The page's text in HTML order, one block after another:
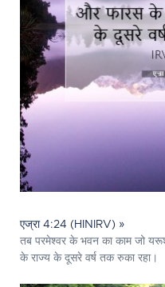
एज्रा 4:24 (HINIRV) »
तब परमेश्‍वर के भवन का काम जो
के राज्य के दूसरे वर्ष तक रुका रहा।